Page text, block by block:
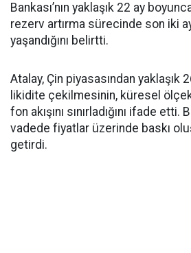
Bankası’nın yaklaşık 22 ay
rezerv artırma sürecinde son iki
yaşandığını belirtti.
Atalay, Çin piyasasından yaklaşık
likidite çekilmesinin, küresel
fon akışını sınırladığını ifade
vadede fiyatlar üzerinde baskı
getirdi.